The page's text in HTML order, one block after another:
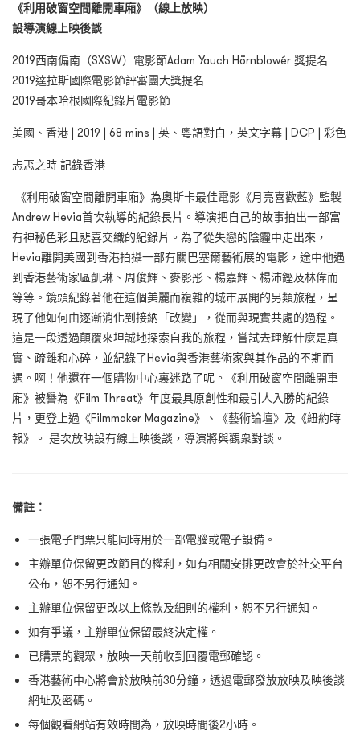
《利用破窗空間離開車廂》（線上放映）
設導演線上映後談
2019西南偏南（SXSW）電影節Adam Yauch Hörnblowér 獎提名
2019達拉斯國際電影節評審團大獎提名
2019哥本哈根國際紀錄片電影節
美國、香港 | 2019 | 68 mins | 英、粵語對白，英文字幕 | DCP | 彩色
忐忑之時 記錄香港
《利用破窗空間離開車廂》為奧斯卡最佳電影《月亮喜歡藍》監製
Andrew Hevia首次執導的紀錄長片。導演把自己的故事拍出一部富
有神秘色彩且悲喜交織的紀錄片。為了從失戀的陰霾中走出來，
Hevia離開美國到香港拍攝一部有關巴塞爾藝術展的電影，途中他遇
到香港藝術家區凱琳、周俊輝、麥影彤、楊嘉輝、楊沛鏗及林偉而
等等。鏡頭紀錄著他在這個美麗而複雜的城市展開的另類旅程，呈
現了他如何由逐漸消化到接納「改變」，從而與現實共處的過程。
這是一段透過顛覆來坦誠地探索自我的旅程，嘗試去理解什麼是真
實、疏離和心碎，並紀錄了Hevia與香港藝術家與其作品的不期而
遇。啊！他還在一個購物中心裏迷路了呢。《利用破窗空間離開車
廂》被譽為《Film Threat》年度最具原創性和最引人入勝的紀錄
片，更登上過《Filmmaker Magazine》、《藝術論壇》及《紐約時
報》。 是次放映設有線上映後談，導演將與觀衆對談。
備註：
一張電子門票只能同時用於一部電腦或電子設備。
主辦單位保留更改節目的權利，如有相關安排更改會於社交平台
公布，恕不另行通知。
主辦單位保留更改以上條款及細則的權利，恕不另行通知。
如有爭議，主辦單位保留最終決定權。
已購票的觀眾，放映一天前收到回覆電郵確認。
香港藝術中心將會於放映前30分鐘，透過電郵發放放映及映後談
網址及密碼。
每個觀看網站有效時間為，放映時間後2小時。